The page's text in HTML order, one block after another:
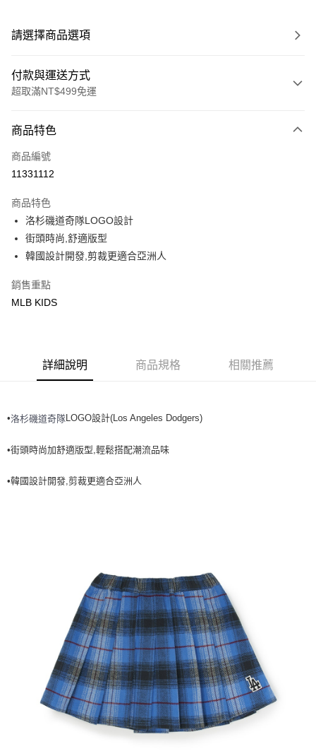
請選擇商品選項
付款與運送方式
超取滿NT$499免運
信用卡一次付款
超商取貨付款
Apple Pay
街口支付
運送方式
全家取貨<不支援離島取退>
7-11取貨付款<未取貨列黑名單/不支援離島取退>
每筆NT$60，滿NT$499(含以上)免運費
商品特色
商品編號
11331112
商品特色
洛杉磯道奇隊LOGO設計
街頭時尚,舒適版型
韓國設計開發,剪裁更適合亞洲人
銷售重點
MLB KIDS
詳細說明 商品規格 相關推薦
•洛杉磯道奇隊LOGO設計(Los Angeles Dodgers)
•街頭時尚加舒適版型,輕鬆搭配潮流品味
•韓國設計開發,剪裁更適合亞洲人